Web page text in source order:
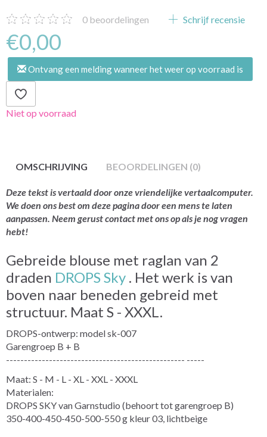
0 beoordelingen Schrijf recensie
€0,00
Ontvang een melding wanneer het weer op voorraad is
Niet op voorraad
OMSCHRIJVING BEOORDELINGEN (0)
Deze tekst is vertaald door onze vriendelijke vertaalcomputer.
We doen ons best om deze pagina door een mens te laten
aanpassen. Neem gerust contact met ons op als je nog vragen
hebt!
Gebreide blouse met raglan van 2
draden DROPS Sky . Het werk is van
boven naar beneden gebreid met
structuur. Maat S - XXXL.
DROPS-ontwerp: model sk-007
Garengroep B + B
-------------------------------------------------- -----
Maat: S - M - L - XL - XXL - XXXL
Materialen:
DROPS SKY van Garnstudio (behoort tot garengroep B)
350-400-450-450-500-550 g kleur 03, lichtbeige